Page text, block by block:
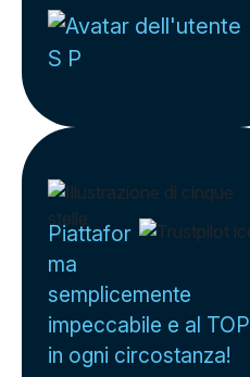
S P
Piattafor
ma
semplicemente
impeccabile e al TOP
in ogni circostanza!